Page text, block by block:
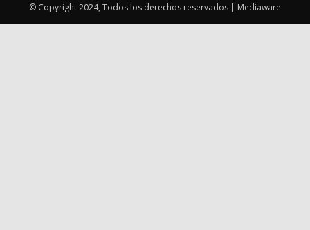
© Copyright 2024, Todos los derechos reservados | Mediaware